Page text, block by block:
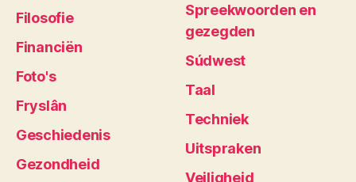
Filosofie
Financiën
Foto's
Fryslân
Geschiedenis
Gezondheid
Spreekwoorden en
gezegden
Súdwest
Taal
Techniek
Uitspraken
Veiligheid